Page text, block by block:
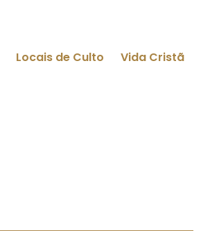
Locais de Culto Vida Cristã